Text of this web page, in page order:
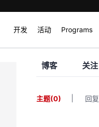
开发 活动 Programs
博客 关注
主题(0) 回复